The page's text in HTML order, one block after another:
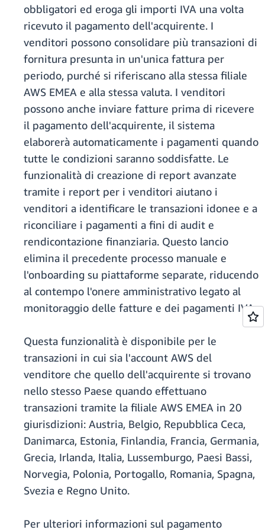
obbligatori ed eroga gli importi IVA una volta
ricevuto il pagamento dell'acquirente. I
venditori possono consolidare più transazioni di
fornitura presunta in un'unica fattura per
periodo, purché si riferiscano alla stessa filiale
AWS EMEA e alla stessa valuta. I venditori
possono anche inviare fatture prima di ricevere
il pagamento dell'acquirente, il sistema
elaborerà automaticamente i pagamenti quando
tutte le condizioni saranno soddisfatte. Le
funzionalità di creazione di report avanzate
tramite i report per i venditori aiutano i
venditori a identificare le transazioni idonee e a
riconciliare i pagamenti a fini di audit e
rendicontazione finanziaria. Questo lancio
elimina il precedente processo manuale e
l'onboarding su piattaforme separate, riducendo
al contempo l'onere amministrativo legato al
monitoraggio delle fatture e dei pagamenti IVA.
Questa funzionalità è disponibile per le
transazioni in cui sia l'account AWS del
venditore che quello dell'acquirente si trovano
nello stesso Paese quando effettuano
transazioni tramite la filiale AWS EMEA in 20
giurisdizioni: Austria, Belgio, Repubblica Ceca,
Danimarca, Estonia, Finlandia, Francia, Germania,
Grecia, Irlanda, Italia, Lussemburgo, Paesi Bassi,
Norvegia, Polonia, Portogallo, Romania, Spagna,
Svezia e Regno Unito.
Per ulteriori informazioni sul pagamento